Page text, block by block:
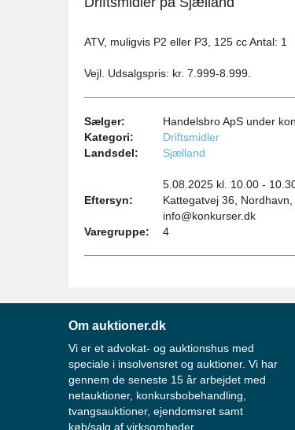
ATV, muligvis P2 eller P3, 125 cc Antal: 1
Vejl. Udsalgspris: kr. 7.999-8.999.
Sælger:
Handelsbro ApS under
Kategori:
Driftsmidler
Landsdel:
Sjælland
Eftersyn:
5.08.2025 kl. 10.00 -
Kattegatvej 36,
info@konkurser.dk
Varegruppe:
4
Om auktioner.dk
Vi er et advokat- og auktionshus med
speciale i insolvensret og auktioner. Vi har
gennem de seneste 15 år arbejdet med
netauktioner, konkursbobehandling,
tvangsauktioner, ejendomsret samt
køb/salg af virksomheder.